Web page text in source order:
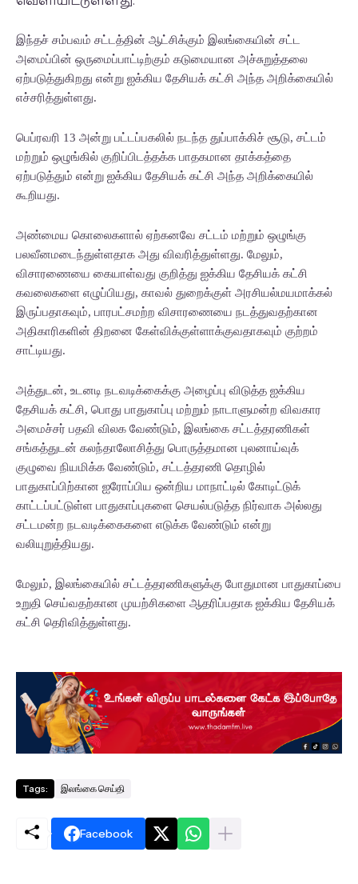
இந்தச் சம்பவம் சட்டத்தின் ஆட்சிக்கும் இலங்கையின் சட்ட
அமைப்பின் ஒருமைப்பாட்டிற்கும் கடுமையான அச்சுறுத்தலை
ஏற்படுத்துகிறது என்று ஐக்கிய தேசியக் கட்சி அந்த அறிக்கையில்
எச்சரித்துள்ளது.
பெப்ரவரி 13 அன்று பட்டப்பகலில் நடந்த துப்பாக்கிச் சூடு, சட்டம்
மற்றும் ஒழுங்கில் குறிப்பிடத்தக்க பாதகமான தாக்கத்தை
ஏற்படுத்தும் என்று ஐக்கிய தேசியக் கட்சி அந்த அறிக்கையில்
கூறியது.
அண்மைய கொலைகளால் ஏற்கனவே சட்டம் மற்றும் ஒழுங்கு
பலவீனமடைந்துள்ளதாக அது விவரித்துள்ளது. மேலும்,
விசாரணையை கையாள்வது குறித்து ஐக்கிய தேசியக் கட்சி
கவலைகளை எழுப்பியது, காவல் துறைக்குள் அரசியல்மயமாக்கல்
இருப்பதாகவும், பாரபட்சமற்ற விசாரணையை நடத்துவதற்கான
அதிகாரிகளின் திறனை கேள்விக்குள்ளாக்குவதாகவும் குற்றம்
சாட்டியது.
அத்துடன், உடனடி நடவடிக்கைக்கு அழைப்பு விடுத்த ஐக்கிய
தேசியக் கட்சி, பொது பாதுகாப்பு மற்றும் நாடாளுமன்ற விவகார
அமைச்சர் பதவி விலக வேண்டும், இலங்கை சட்டத்தரணிகள்
சங்கத்துடன் கலந்தாலோசித்து பொருத்தமான புலனாய்வுக்
குழுவை நியமிக்க வேண்டும், சட்டத்தரணி தொழில்
பாதுகாப்பிற்கான ஐரோப்பிய ஒன்றிய மாநாட்டில் கோடிட்டுக்
காட்டப்பட்டுள்ள பாதுகாப்புகளை செயல்படுத்த நிர்வாக அல்லது
சட்டமன்ற நடவடிக்கைகளை எடுக்க வேண்டும் என்று
வலியுறுத்தியது.
மேலும், இலங்கையில் சட்டத்தரணிகளுக்கு போதுமான பாதுகாப்பை
உறுதி செய்வதற்கான முயற்சிகளை ஆதரிப்பதாக ஐக்கிய தேசியக்
கட்சி தெரிவித்துள்ளது.
Tags: இலங்கை செய்தி
Facebook